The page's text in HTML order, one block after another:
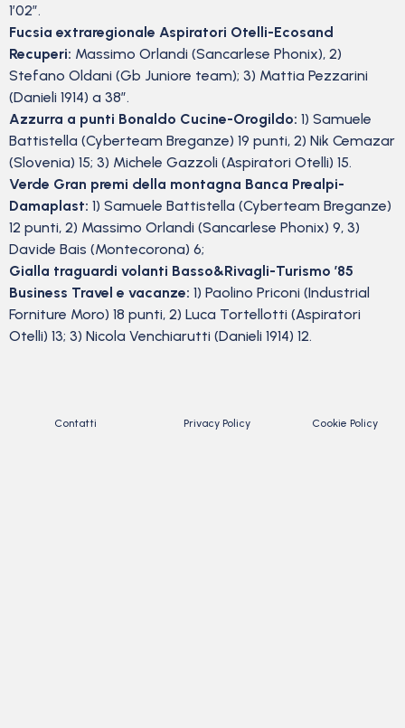
1’02”.
Fucsia extraregionale Aspiratori Otelli-Ecosand
Recuperi: Massimo Orlandi (Sancarlese Phonix), 2)
Stefano Oldani (Gb Juniore team); 3) Mattia Pezzarini
(Danieli 1914) a 38”.
Azzurra a punti Bonaldo Cucine-Orogildo: 1) Samuele
Battistella (Cyberteam Breganze) 19 punti, 2) Nik Cemazar
(Slovenia) 15; 3) Michele Gazzoli (Aspiratori Otelli) 15.
Verde Gran premi della montagna Banca Prealpi-
Damaplast: 1) Samuele Battistella (Cyberteam Breganze)
12 punti, 2) Massimo Orlandi (Sancarlese Phonix) 9, 3)
Davide Bais (Montecorona) 6;
Gialla traguardi volanti Basso&Rivagli-Turismo ’85
Business Travel e vacanze: 1) Paolino Priconi (Industrial
Forniture Moro) 18 punti, 2) Luca Tortellotti (Aspiratori
Otelli) 13; 3) Nicola Venchiarutti (Danieli 1914) 12.
Contatti Privacy Policy Cookie Policy